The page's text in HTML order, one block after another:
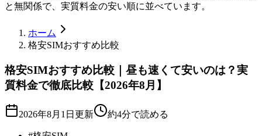
と無関係で、実質料金の安い順に並べています。
ホーム
格安SIMおすすめ比較
格安SIMおすすめ比較｜昼も速くて安いのは？実
質料金で徹底比較【2026年8月】
2026年8月1日 更新 約4分で読める